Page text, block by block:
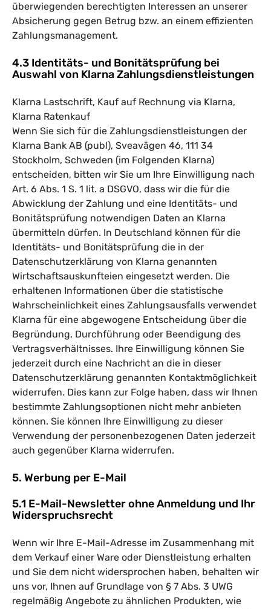
überwiegenden berechtigten Interessen an unserer
Absicherung gegen Betrug bzw. an einem effizienten
Zahlungsmanagement.
4.3 Identitäts- und Bonitätsprüfung bei
Auswahl von Klarna Zahlungsdienstleistungen
Klarna Lastschrift, Kauf auf Rechnung via Klarna,
Klarna Ratenkauf
Wenn Sie sich für die Zahlungsdienstleistungen der
Klarna Bank AB (publ), Sveavägen 46, 111 34
Stockholm, Schweden (im Folgenden Klarna)
entscheiden, bitten wir Sie um Ihre Einwilligung nach
Art. 6 Abs. 1 S. 1 lit. a DSGVO, dass wir die für die
Abwicklung der Zahlung und eine Identitäts- und
Bonitätsprüfung notwendigen Daten an Klarna
übermitteln dürfen. In Deutschland können für die
Identitäts- und Bonitätsprüfung die in der
Datenschutzerklärung von Klarna genannten
Wirtschaftsauskunfteien eingesetzt werden. Die
erhaltenen Informationen über die statistische
Wahrscheinlichkeit eines Zahlungsausfalls verwendet
Klarna für eine abgewogene Entscheidung über die
Begründung, Durchführung oder Beendigung des
Vertragsverhältnisses. Ihre Einwilligung können Sie
jederzeit durch eine Nachricht an die in dieser
Datenschutzerklärung genannten Kontaktmöglichkeit
widerrufen. Dies kann zur Folge haben, dass wir Ihnen
bestimmte Zahlungsoptionen nicht mehr anbieten
können. Sie können Ihre Einwilligung zu dieser
Verwendung der personenbezogenen Daten jederzeit
auch gegenüber Klarna widerrufen.
5. Werbung per E-Mail
5.1 E-Mail-Newsletter ohne Anmeldung und Ihr
Widerspruchsrecht
Wenn wir Ihre E-Mail-Adresse im Zusammenhang mit
dem Verkauf einer Ware oder Dienstleistung erhalten
und Sie dem nicht widersprochen haben, behalten wir
uns vor, Ihnen auf Grundlage von § 7 Abs. 3 UWG
regelmäßig Angebote zu ähnlichen Produkten, wie